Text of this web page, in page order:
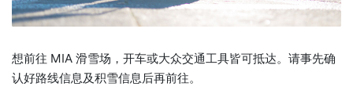
想前往 MIA 滑雪场，开车或大众交通工具皆可抵达。请事先确
认好路线信息及积雪信息后再前往。